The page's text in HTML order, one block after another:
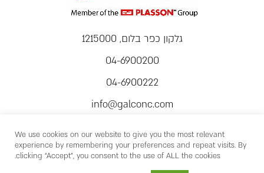
גלקון כפר בלום, 1215000
04-6900200
04-6900222
info@galconc.com
We use cookies on our website to give you the most relevant
experience by remembering your preferences and repeat visits. By
clicking “Accept”, you consent to the use of ALL the cookies.